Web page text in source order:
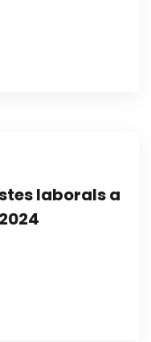
laborals a